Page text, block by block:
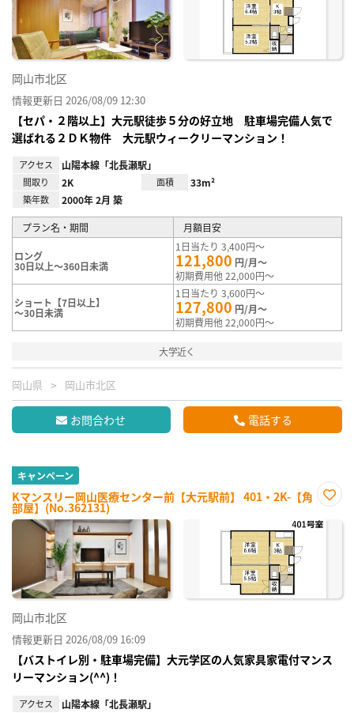
岡山市北区
情報更新日 2026/08/09 12:30
【セパ・２階以上】大元駅徒歩５分の好立地 駐車場完備人気で
選ばれる２ＤＫ物件 大元駅ウィークリーマンション！
アクセス 山陽本線「北長瀬駅」
間取り 2K 面積 33m²
築年数 2000年 2月 築
プラン名・期間 月額目安
ロング
30日以上～360日未満
1日当たり 3,400円～
121,800 円/月～
初期費用他 22,000円～
ショート【7日以上】
～30日未満
1日当たり 3,600円～
127,800 円/月～
初期費用他 22,000円～
大学近く
岡山県 岡山市北区
お問合わせ 電話する
キャンペーン
Kマンスリー岡山医療センター前【大元駅前】 401・2K-【角
部屋】(No.362131)
に入
岡山市北区
情報更新日 2026/08/09 16:09
【バストイレ別・駐車場完備】大元学区の人気家具家電付マンス
リーマンション(^^)！
アクセス 山陽本線「北長瀬駅」